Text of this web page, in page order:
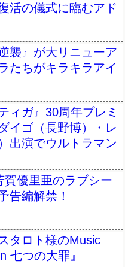
活の儀式に臨むアド
襲』が大リニューア
たちがキラキラアイ
ィガ』30周年プレミ
イゴ（長野博）・レ
出演でウルトラマン
賀優里亜のラブシー
告編解禁！
タロト様のMusic
七つの大罪』